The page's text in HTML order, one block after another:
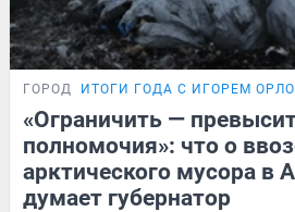
ГОРОД ИТОГИ ГОДА С ИГОРЕМ
«Ограничить —
полномочия»: что о
арктического мусора в
думает губернатор